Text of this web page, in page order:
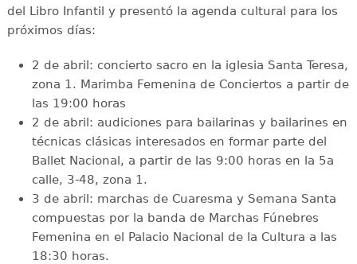
del Libro Infantil y presentó la agenda cultural para los
próximos días:
2 de abril: concierto sacro en la iglesia Santa Teresa,
zona 1. Marimba Femenina de Conciertos a partir de
las 19:00 horas
2 de abril: audiciones para bailarinas y bailarines en
técnicas clásicas interesados en formar parte del
Ballet Nacional, a partir de las 9:00 horas en la 5a
calle, 3-48, zona 1.
3 de abril: marchas de Cuaresma y Semana Santa
compuestas por la banda de Marchas Fúnebres
Femenina en el Palacio Nacional de la Cultura a las
18:30 horas.